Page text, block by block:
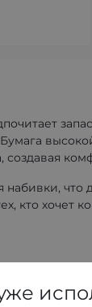
что
кто хочет